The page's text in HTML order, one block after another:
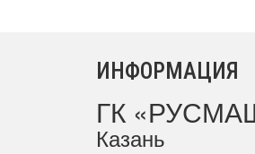
ИНФОРМАЦИЯ
ГК
Казань